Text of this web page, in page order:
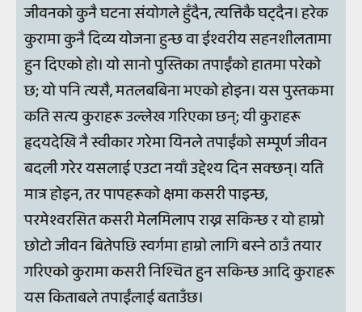
जीवनको कुनै घटना संयोगले हुँदैन, त्यत्तिकै घट्दैन। हरेक
कुरामा कुनै दिव्य योजना हुन्छ वा ईश्वरीय सहनशीलतामा
हुन दिएको हो। यो सानो पुस्तिका तपाईंको हातमा परेको
छ; यो पनि त्यसै, मतलबबिना भएको होइन। यस पुस्तकमा
कति सत्य कुराहरू उल्लेख गरिएका छन्; यी कुराहरू
हृदयदेखि नै स्वीकार गरेमा यिनले तपाईंको सम्पूर्ण जीवन
बदली गरेर यसलाई एउटा नयाँ उद्देश्य दिन सक्छन्। यति
मात्र होइन, तर पापहरूको क्षमा कसरी पाइन्छ,
परमेश्वरसित कसरी मेलमिलाप राख्न सकिन्छ र यो हाम्रो
छोटो जीवन बितेपछि स्वर्गमा हाम्रो लागि बस्ने ठाउँ तयार
गरिएको कुरामा कसरी निश्चित हुन सकिन्छ आदि कुराहरू
यस किताबले तपाईंलाई बताउँछ।